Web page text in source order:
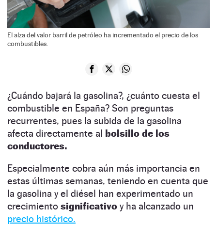
El alza del valor barril de petróleo ha incrementado el precio de los
combustibles.
¿Cuándo bajará la gasolina?, ¿cuánto cuesta el
combustible en España? Son preguntas
recurrentes, pues la subida de la gasolina
afecta directamente al bolsillo de los
conductores.
Especialmente cobra aún más importancia en
estas últimas semanas, teniendo en cuenta que
la gasolina y el diésel han experimentado un
crecimiento significativo y ha alcanzado un
precio histórico.